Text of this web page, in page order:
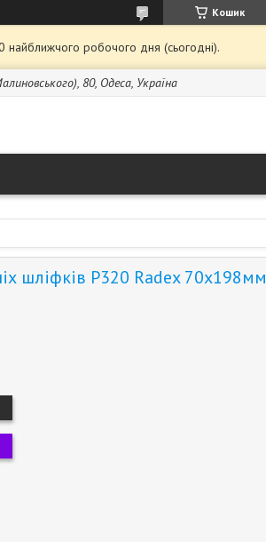
Кошик
найближчого робочого дня (сьогодні).
80, Одеса, Україна
шліфків Р320 Radex 70х198мм